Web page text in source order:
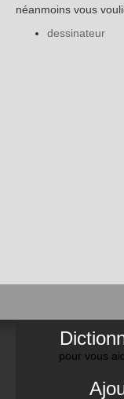
néanmoins vous
dessinateur
pour vous